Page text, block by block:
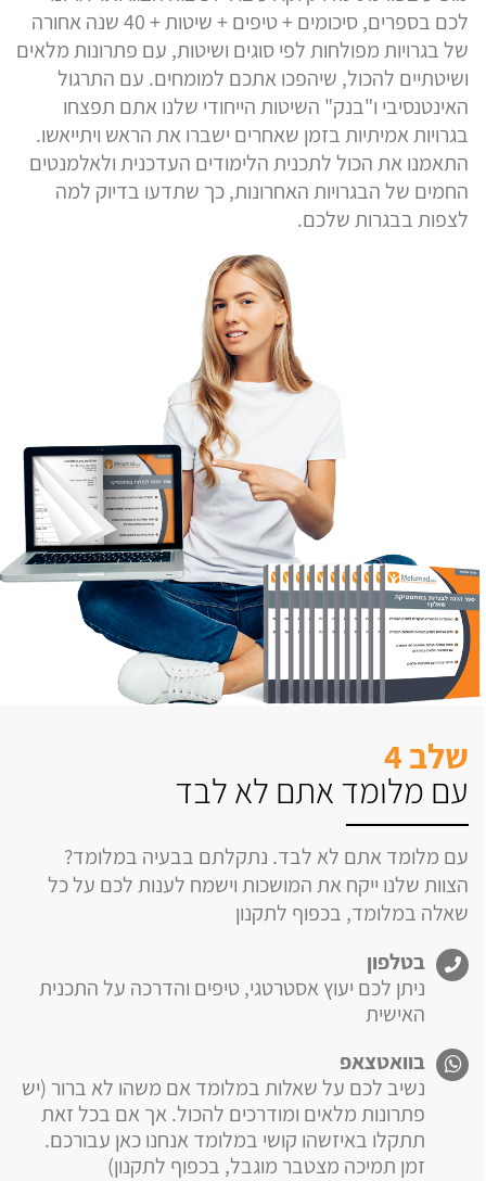
לכם בספרים, סיכומים + טיפים + שיטות + 40 שנה אחורה
של בגרויות מפולחות לפי סוגים ושיטות, עם פתרונות מלאים
ושיטתיים להכול, שיהפכו אתכם למומחים. עם התרגול
האינטנסיבי ו"בנק" השיטות הייחודי שלנו אתם תפצחו
בגרויות אמיתיות בזמן שאחרים ישברו את הראש ויתייאשו.
התאמנו את הכול לתכנית הלימודים העדכנית ולאלמנטים
החמים של הבגרויות האחרונות, כך שתדעו בדיוק למה
לצפות בבגרות שלכם.
שלב 4
עם מלומד אתם לא לבד
עם מלומד אתם לא לבד. נתקלתם בבעיה במלומד?
הצוות שלנו ייקח את המושכות וישמח לענות לכם על כל
שאלה במלומד, בכפוף לתקנון
בטלפון
ניתן לכם יעוץ אסטרטגי, טיפים והדרכה על התכנית
האישית
בוואטצאפ
נשיב לכם על שאלות במלומד אם משהו לא ברור (יש
פתרונות מלאים ומודרכים להכול. אך אם בכל זאת
תתקלו באיזשהו קושי במלומד אנחנו כאן עבורכם.
זמן תמיכה מצטבר מוגבל, בכפוף לתקנון)